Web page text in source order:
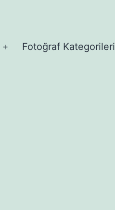
Menüyü
Fotoğraf Kategorileri